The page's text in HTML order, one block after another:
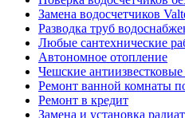
Замена водосчетчиков
Разводка труб
Любые сантехнические
Автономное отопление
Чешские
Ремонт ванной комнаты
Ремонт в кредит
Замена и установка